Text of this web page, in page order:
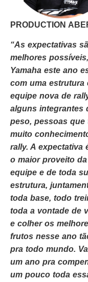
PRODUCTION
“As expectativas
melhores
Yamaha este ano
com uma estrutura
equipe nova de
alguns integrantes
peso, pessoas que
muito
rally. A expectativa
o maior proveito da
equipe e de toda
estrutura,
toda base, todo
toda a vontade de
e colher os
frutos nesse ano
pra todo mundo.
um ano pra
um pouco toda